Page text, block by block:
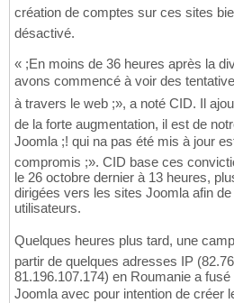
création de comptes sur ces sites
désactivé.
« ;En moins de 36 heures après la
avons commencé à voir des
à travers le web ;», a noté CID. Il
de la forte augmentation, il est de
Joomla ;! qui na pas été mis à jour
compromis ;». CID base ces
le 26 octobre dernier à 13 heures,
dirigées vers les sites Joomla afin
utilisateurs.
Quelques heures plus tard, une
partir de quelques adresses IP
81.196.107.174) en Roumanie a
Joomla avec pour intention de créer